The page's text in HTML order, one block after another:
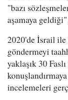
"bazı
aşamaya
2020'de İsrail
göndermeyi
yaklaşık 30
incelemeleri